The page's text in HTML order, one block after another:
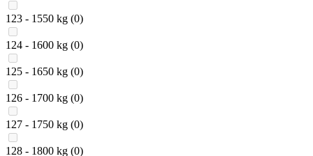
123 - 1550 kg (0)
124 - 1600 kg (0)
125 - 1650 kg (0)
126 - 1700 kg (0)
127 - 1750 kg (0)
128 - 1800 kg (0)